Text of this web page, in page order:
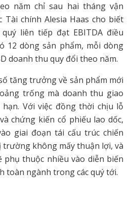
năm chỉ sau hai tháng vận
Tài chính Alesia Haas cho biết
liên tiếp đạt EBITDA điều
12 dòng sản phẩm, mỗi dòng
doanh thu quy đổi theo năm.
tăng trưởng về sản phẩm mới
trống mà doanh thu giao
Với việc đồng thời chịu lỗ
chứng kiến cổ phiếu lao dốc,
giai đoạn tái cấu trúc chiến
không mấy thuận lợi, và
phụ thuộc nhiều vào diễn biến
toàn ngành trong các quý tới.